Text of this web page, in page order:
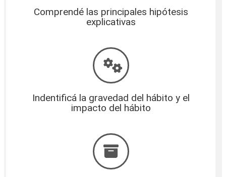
Comprendé las principales hipótesis
explicativas
Indentificá la gravedad del hábito y el
impacto del hábito